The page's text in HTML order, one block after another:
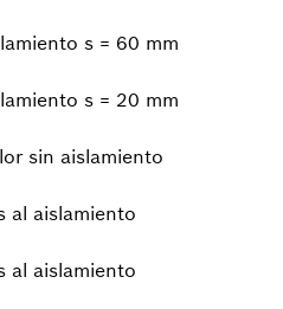
s = 60 mm
s = 20 mm
sin aislamiento
al aislamiento
al aislamiento